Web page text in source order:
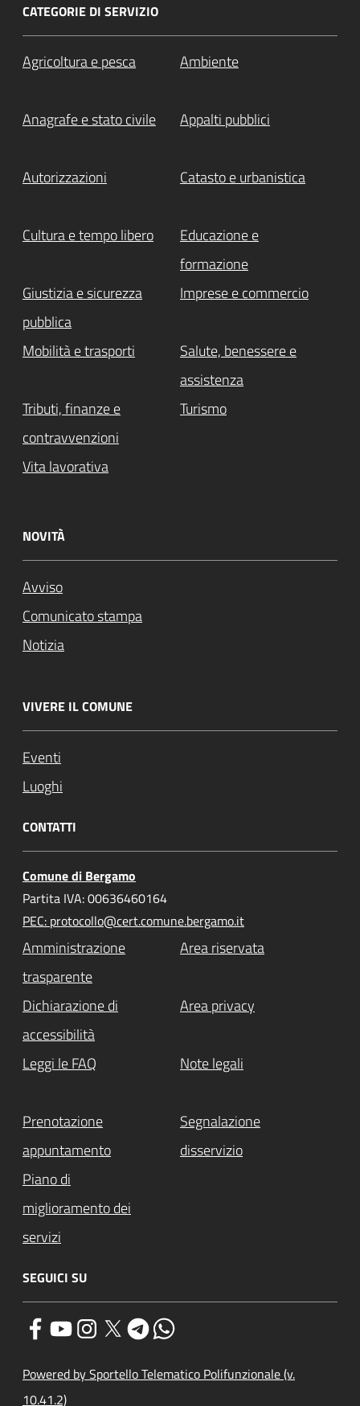
CATEGORIE DI SERVIZIO
Agricoltura e pesca Ambiente
Anagrafe e stato civile Appalti pubblici
Autorizzazioni Catasto e urbanistica
Cultura e tempo libero
Educazione e
formazione
Giustizia e sicurezza
pubblica
Imprese e commercio
Mobilità e trasporti
Salute, benessere e
assistenza
Tributi, finanze e
contravvenzioni
Turismo
Vita lavorativa
NOVITÀ
Avviso
Comunicato stampa
Notizia
VIVERE IL COMUNE
Eventi
Luoghi
CONTATTI
Comune di Bergamo
Partita IVA: 00636460164
PEC: protocollo@cert.comune.bergamo.it
Amministrazione
trasparente
Area riservata
Dichiarazione di
accessibilità
Area privacy
Leggi le FAQ Note legali
Prenotazione
appuntamento
Segnalazione
disservizio
Piano di
miglioramento dei
servizi
SEGUICI SU
Powered by Sportello Telematico Polifunzionale (v.
10.41.2)